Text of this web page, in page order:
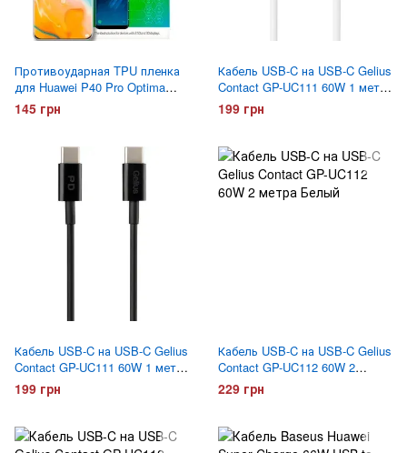
Противоударная TPU пленка
для Huawei P40 Pro Optima
Anti-Shock
145 грн
Кабель USB-C на USB-C Gelius
Contact GP-UC111 60W 1 метр
Белый
199 грн
Кабель USB-C на USB-C Gelius
Contact GP-UC111 60W 1 метр
Черный
199 грн
Кабель USB-C на USB-C Gelius
Contact GP-UC112 60W 2
метра Белый
229 грн